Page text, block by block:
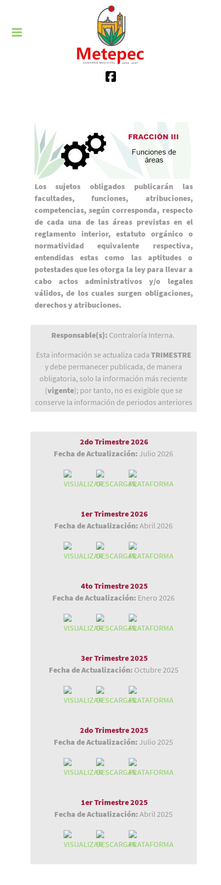
Los sujetos obligados publicarán las
facultades, funciones, atribuciones,
competencias, según corresponda, respecto
de cada una de las áreas previstas en el
reglamento interior, estatuto orgánico o
normatividad equivalente respectiva,
entendidas estas como las aptitudes o
potestades que les otorga la ley para llevar a
cabo actos administrativos y/o legales
válidos, de los cuales surgen obligaciones,
derechos y atribuciones.
Responsable(s): Contraloría Interna.
Esta información se actualiza cada TRIMESTRE
y debe permanecer publicada, de manera
obligatoria, solo la información más reciente
(vigente); por tanto, no es exigible que se
conserve la información de periodos anteriores
2do Trimestre 2026
Fecha de Actualización: Julio 2026
1er Trimestre 2026
Fecha de Actualización: Abril 2026
4to Trimestre 2025
Fecha de Actualización: Enero 2026
3er Trimestre 2025
Fecha de Actualización: Octubre 2025
2do Trimestre 2025
Fecha de Actualización: Julio 2025
1er Trimestre 2025
Fecha de Actualización: Abril 2025